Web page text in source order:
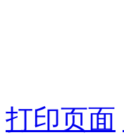
打印页面